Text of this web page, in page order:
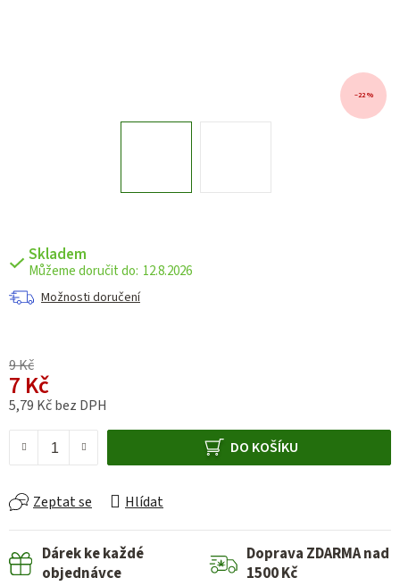
Skladem
12.8.2026
Možnosti doručení
9 Kč
7 Kč
5,79 Kč bez DPH
DO KOŠÍKU
Zeptat se Hlídat
–22 %
Dárek ke každé
objednávce
Doprava ZDARMA nad
1500 Kč